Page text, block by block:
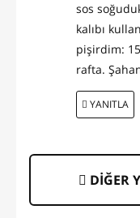
sos
kalıbı
pişirdim:
rafta.
YANITLA
DİĞER